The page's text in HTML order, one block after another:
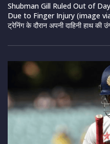
Shubman Gill Ruled Out of
Due to Finger Injury (image via
ट्रेनिंग के दौरान अपनी दाहिनी हाथ